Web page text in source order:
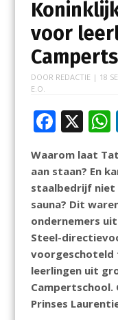
voor
DOOR REDACTIE | 18
E.O.
F
e
b
o
o
k
X
Waarom laat
aan staan? En
staalbedrijf niet
sauna? Dit
ondernemers
Steel-
voorgeschoteld
leerlingen uit
Campertschool.
Prinses